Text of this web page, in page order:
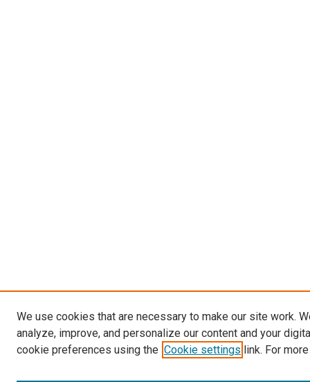
We use cookies that are necessary to make our site work.
analyze, improve, and personalize our content and your
cookie preferences using the Cookie settings link. For